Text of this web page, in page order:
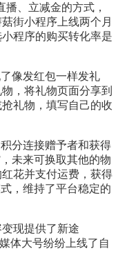
播、立减金的方式，
街小程序上线两个月
程序的购买转化率是
像发红包一样发礼
，将礼物页面分享到
礼物，填写自己的收
分连接赠予者和获得
未来可换取其他的物
花并支付运费，获得
，维持了平台稳定的
现提供了新途
体大号纷纷上线了自